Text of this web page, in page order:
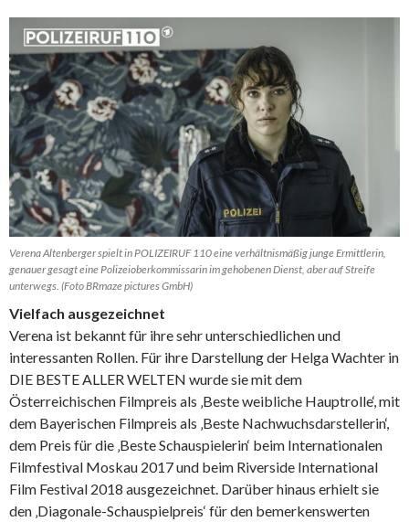
Verena Altenberger spielt in POLIZEIRUF 110 eine verhältnismäßig junge Ermittlerin,
genauer gesagt eine Polizeioberkommissarin im gehobenen Dienst, aber auf Streife
unterwegs. (Foto BRmaze pictures GmbH)
Vielfach ausgezeichnet
Verena ist bekannt für ihre sehr unterschiedlichen und
interessanten Rollen. Für ihre Darstellung der Helga Wachter in
DIE BESTE ALLER WELTEN wurde sie mit dem
Österreichischen Filmpreis als ‚Beste weibliche Hauptrolle‘, mit
dem Bayerischen Filmpreis als ‚Beste Nachwuchsdarstellerin‘,
dem Preis für die ‚Beste Schauspielerin‘ beim Internationalen
Filmfestival Moskau 2017 und beim Riverside International
Film Festival 2018 ausgezeichnet. Darüber hinaus erhielt sie
den ‚Diagonale-Schauspielpreis‘ für den bemerkenswerten